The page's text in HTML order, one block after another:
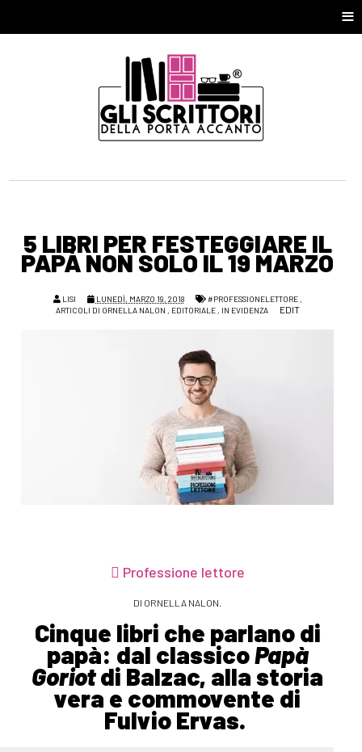
≡
5 LIBRI PER FESTEGGIARE IL
PAPÀ NON SOLO IL 19 MARZO
LISI LUNEDÌ, MARZO 19, 2018 #PROFESSIONELETTORE,
ARTICOLI DI ORNELLA NALON , EDITORIALE, IN EVIDENZA EDIT
Professione lettore
DI ORNELLA NALON.
Cinque libri che parlano di
papà: dal classicoPapà
Goriotdi Balzac, alla storia
vera e commovente di
Fulvio Ervas.